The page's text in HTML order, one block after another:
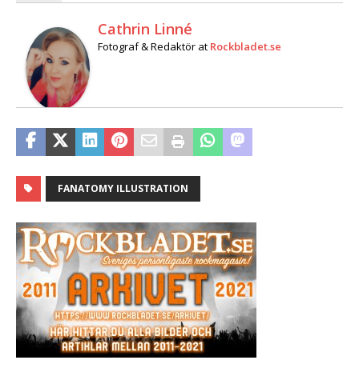
Cathrin Linné
Fotograf & Redaktör at Rockbladet.se
FANATOMY ILLUSTRATION